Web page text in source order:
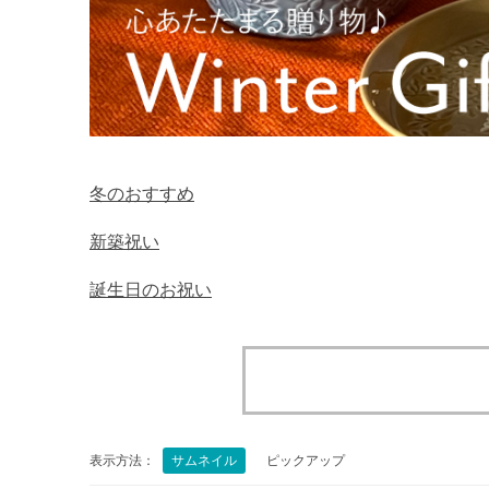
冬のおすすめ
新築祝い
誕生日のお祝い
表示方法： サムネイル ピックアップ